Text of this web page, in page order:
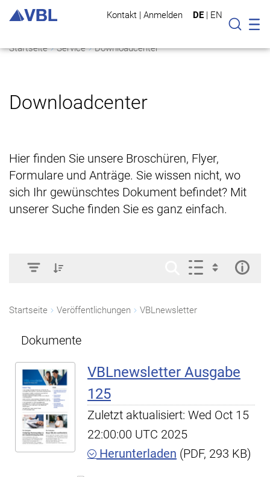
Kontakt | Anmelden DE | EN
Suche
Startseite Service Downloadcenter
Downloadcenter
Hier finden Sie unsere Broschüren, Flyer,
Formulare und Anträge. Sie wissen nicht, wo
sich Ihr gewünschtes Dokument befindet? Mit
unserer Suche finden Sie es ganz einfach.
Startseite Veröffentlichungen VBLnewsletter
Dokumente
VBLnewsletter Ausgabe
125
Zuletzt aktualisiert: Wed Oct 15
22:00:00 UTC 2025
Herunterladen (PDF, 293 KB)